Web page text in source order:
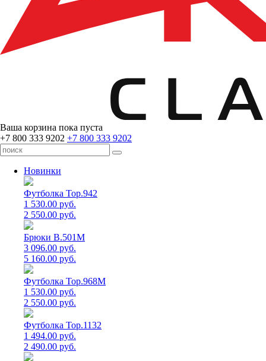
Ваша корзина пока пуста
+7 800 333 9202 +7 800 333 9202
Новинки
Футболка Top.942
1 530.00 руб.
2 550.00 руб.
Брюки B.501M
3 096.00 руб.
5 160.00 руб.
Футболка Top.968M
1 530.00 руб.
2 550.00 руб.
Футболка Top.1132
1 494.00 руб.
2 490.00 руб.